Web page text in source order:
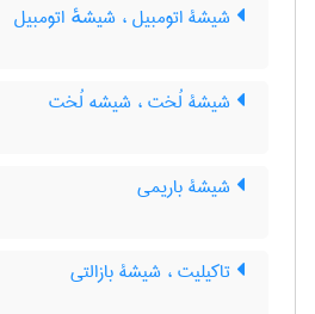
شیشۀ اتومبیل ، شیشهٔ اتومبیل
شیشۀ لُخت ، شیشه لُخت
شیشۀ باریمی
تاکیلیت ، شیشۀ بازالتی